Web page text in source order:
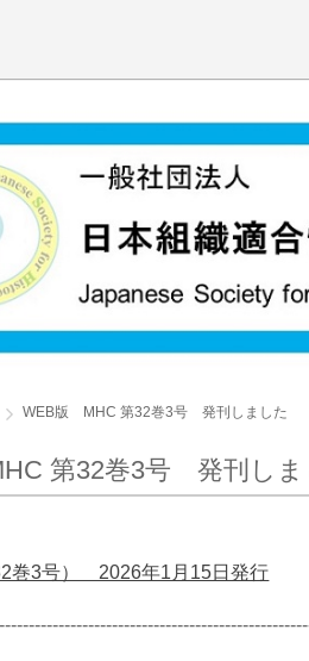
WEB版 MHC 第32巻3号 発刊しました
第32巻3号 発刊しま
巻3号） 2026年1月15日発行